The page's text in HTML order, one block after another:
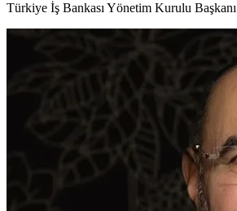
Türkiye İş Bankası Yönetim Kurulu Başkanı